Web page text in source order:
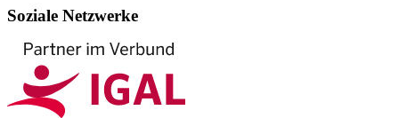
Soziale Netzwerke